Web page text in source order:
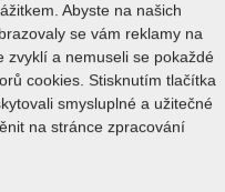
Abyste na našich
se vám reklamy na
zvyklí a nemuseli se pokaždé
cookies. Stisknutím tlačítka
smysluplné a užitečné
na stránce zpracování